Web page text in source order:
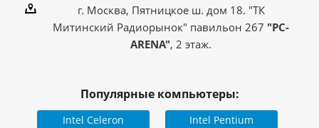
Страна производитель
с использованием
комплектующих из
стран: Китай,
Индонезия, Малайзия,
Тайвань
г. Москва, Пятницкое ш. дом 18. "ТК
Митинский Радиорынок" павильон 267 "PC-
ARENA", 2 этаж.
Популярные компьютеры:
Intel Celeron Intel Pentium